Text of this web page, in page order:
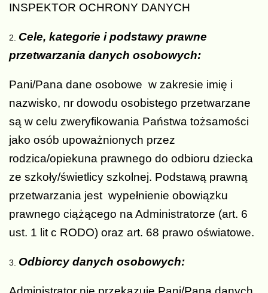
INSPEKTOR OCHRONY DANYCH
Cele, kategorie i podstawy prawne
przetwarzania danych osobowych:
Pani/Pana dane osobowe w zakresie imię i
nazwisko, nr dowodu osobistego przetwarzane
są w celu zweryfikowania Państwa tożsamości
jako osób upoważnionych przez
rodzica/opiekuna prawnego do odbioru dziecka
ze szkoły/świetlicy szkolnej. Podstawą prawną
przetwarzania jest wypełnienie obowiązku
prawnego ciążącego na Administratorze (art. 6
ust. 1 lit c RODO) oraz art. 68 prawo oświatowe.
Odbiorcy danych osobowych: